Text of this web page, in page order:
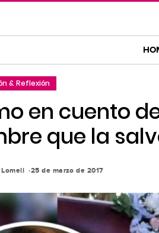
& Reflexión
en cuento
que la
25 de marzo de 2017